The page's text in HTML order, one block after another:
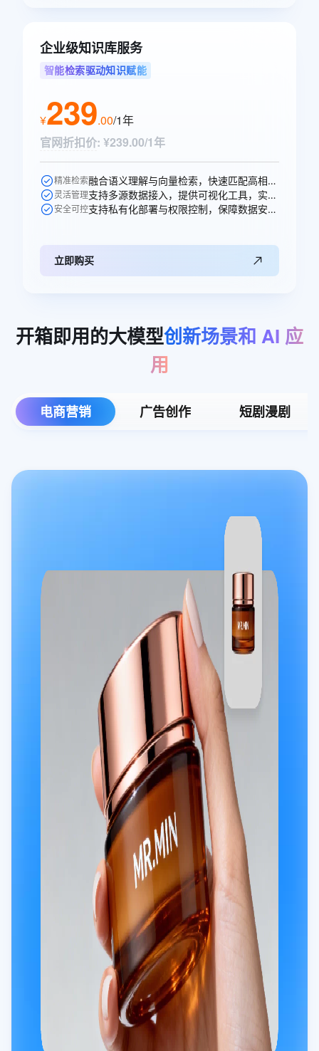
企业级知识库服务
智能检索驱动知识赋能
¥239.00/1年
官网折扣价: ¥239.00/1年
精准检索 融合语义理解与向量检索，快速匹配高相关性知识，提升问答准确率。
灵活管理 支持多源数据接入，提供可视化工具，实现知识高效构建与更新。
安全可控 支持私有化部署与权限控制，保障数据安全，适配多元业务场景。
立即购买
开箱即用的大模型创新场景和 AI 应
用
电商营销 广告创作 短剧漫剧